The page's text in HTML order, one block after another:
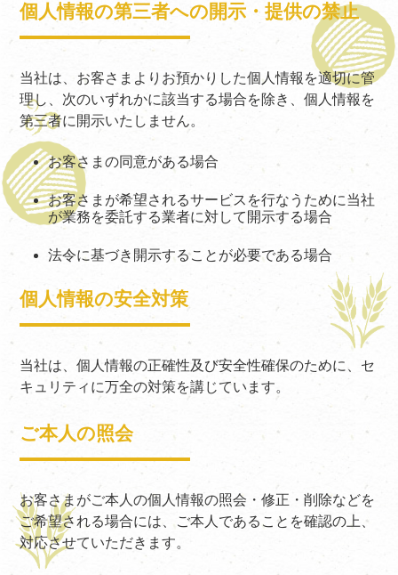
個人情報の第三者への開示・提供の禁止
当社は、お客さまよりお預かりした個人情報を適切に管
理し、次のいずれかに該当する場合を除き、個人情報を
第三者に開示いたしません。
お客さまの同意がある場合
お客さまが希望されるサービスを行なうために当社
が業務を委託する業者に対して開示する場合
法令に基づき開示することが必要である場合
個人情報の安全対策
当社は、個人情報の正確性及び安全性確保のために、セ
キュリティに万全の対策を講じています。
ご本人の照会
お客さまがご本人の個人情報の照会・修正・削除などを
ご希望される場合には、ご本人であることを確認の上、
対応させていただきます。